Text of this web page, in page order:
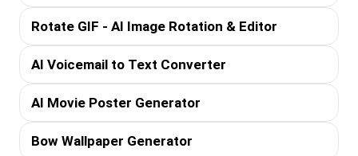
Rotate GIF - AI Image Rotation & Editor
AI Voicemail to Text Converter
AI Movie Poster Generator
Bow Wallpaper Generator